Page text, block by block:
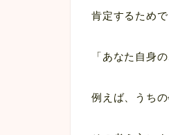
肯定するため
「あなた自身
例えば、うち